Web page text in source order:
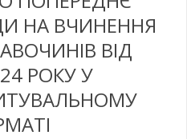
НА ВЧИНЕННЯ
ВІД
РОКУ У